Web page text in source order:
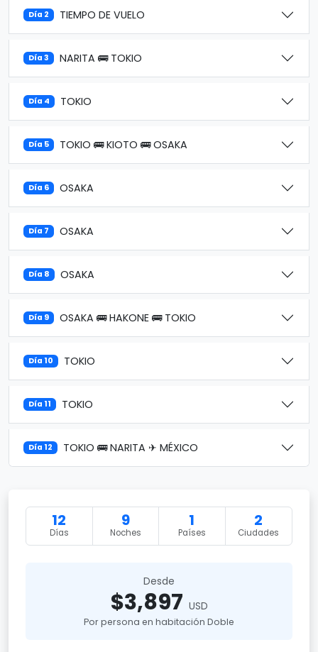
Día 2 TIEMPO DE VUELO
Día 3 NARITA 🚌 TOKIO
Día 4 TOKIO
Día 5 TOKIO 🚌 KIOTO 🚌 OSAKA
Día 6 OSAKA
Día 7 OSAKA
Día 8 OSAKA
Día 9 OSAKA 🚌 HAKONE 🚌 TOKIO
Día 10 TOKIO
Día 11 TOKIO
Día 12 TOKIO 🚌 NARITA ✈ MÉXICO
12
Días
9
Noches
1
Países
2
Ciudades
Desde
$3,897 USD
Por persona en habitación Doble